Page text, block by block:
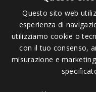
Questo sito web
esperienza di
utilizziamo cookie o
con il tuo consenso,
misurazione e